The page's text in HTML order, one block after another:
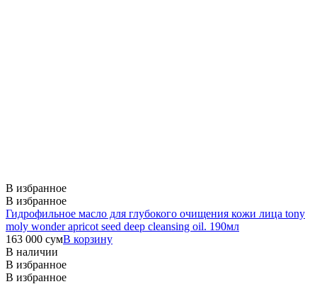
В избранное
В избранное
Гидрофильное масло для глубокого очищения кожи лица tony
moly wonder apricot seed deep cleansing oil. 190мл
163 000 сумВ корзину
В наличии
В избранное
В избранное